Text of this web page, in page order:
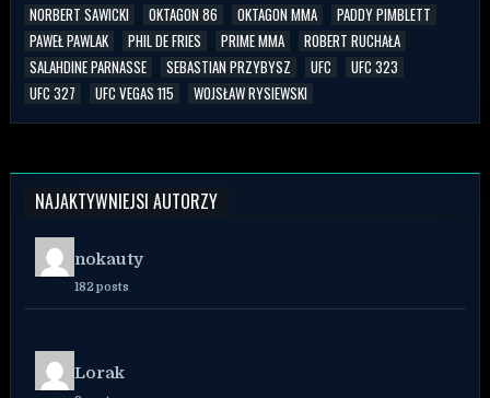
NORBERT SAWICKI
OKTAGON 86 OKTAGON MMA
PADDY PIMBLETT
PAWEŁ PAWLAK
PHIL DE FRIES PRIME MMA
ROBERT RUCHAŁA
SALAHDINE PARNASSE
SEBASTIAN PRZYBYSZ UFC
UFC 323
UFC 327
UFC VEGAS 115 WOJSŁAW RYSIEWSKI
NAJAKTYWNIEJSI AUTORZY
nokauty
182 posts
Lorak